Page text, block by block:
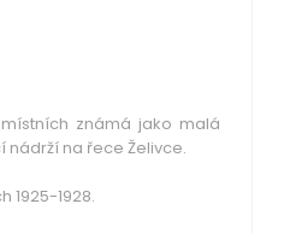
známá jako malá
na řece Želivce.
1925-1928.